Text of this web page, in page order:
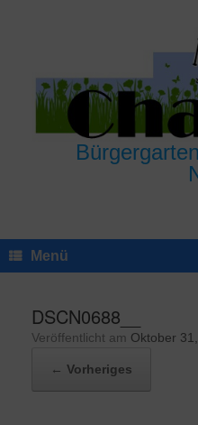
Menü
DSCN0688__
Veröffentlicht am Oktober
← Vorheriges